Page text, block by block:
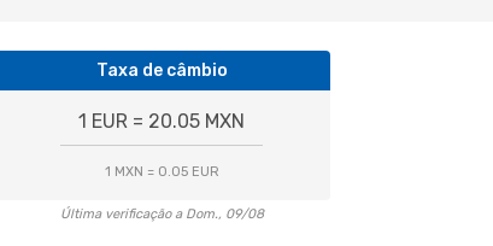
Taxa de câmbio
1 EUR = 20.05 MXN
1 MXN = 0.05 EUR
Última verificação a Dom., 09/08